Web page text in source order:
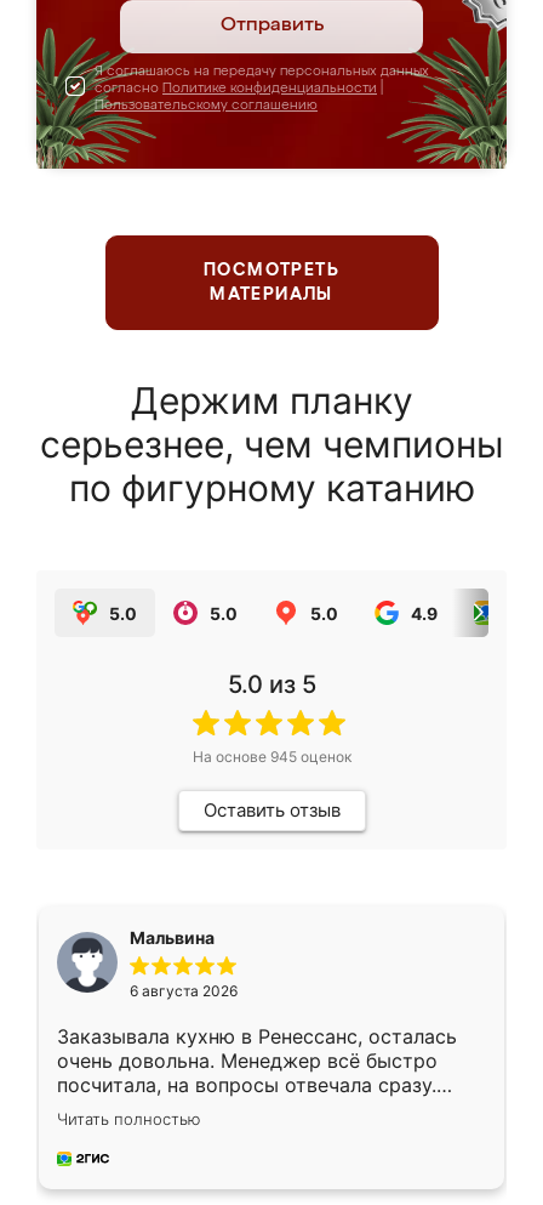
Отправить
Я соглашаюсь на передачу персональных данных
согласно Политике конфиденциальности
Пользовательскому соглашению
ПОСМОТРЕТЬ
МАТЕРИАЛЫ
Держим планку
серьезнее, чем чемпионы
по фигурному катанию
5.0 5.0 5.0 4.9
5.0 из 5
На основе 945оценок
Оставить отзыв
Мальвина
6 августа 2026
Заказывала кухню в Ренессанс, осталась
очень довольна. Менеджер всё быстро
посчитала, на вопросы отвечала сразу.
Замерщик приехал в субботу, подошёл к
делу со всей ответственностью. Собрали
за день, ребята работали аккуратно, даже
Читать полностью